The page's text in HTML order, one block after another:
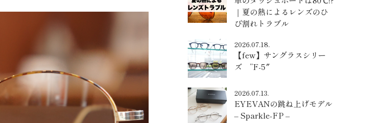
｜夏の熱によるレンズのひ
び割れトラブル
2026.07.18.
【few】サングラスシリー
ズ ”F-5″
2026.07.13.
EYEVANの跳ね上げモデル
– Sparkle-FP –